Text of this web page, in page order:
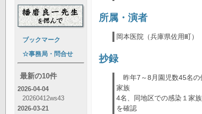
所属・演者
岡本医院（兵庫県佐用町
抄録
昨年7～8月園児数45名の
家族
4名、同地区での感染１家
を確認
ブックマーク
☆事務局・問合せ
最新の10件
2026-04-04
20260412ws43
2026-03-21